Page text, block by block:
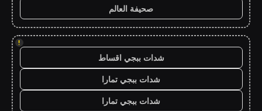
صحيفة العالم
!
شدات ببجي اقساط
شدات ببجي تمارا
شدات ببجي تمارا